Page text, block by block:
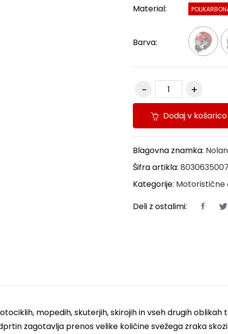
Material:
Barva:
Dodaj v košarico
Blagovna znamka: Nolan
Šifra artikla:
Kategorije: Motoristične
Deli z ostalimi:
mopedih, skuterjih, skirojih in vseh drugih
zagotavlja prenos velike količine svežega zraka